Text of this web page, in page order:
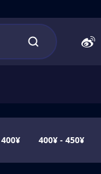
400¥ - 450¥